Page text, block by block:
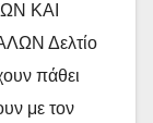
ΚΑΙ
Δελτίο
πάθει
με τον